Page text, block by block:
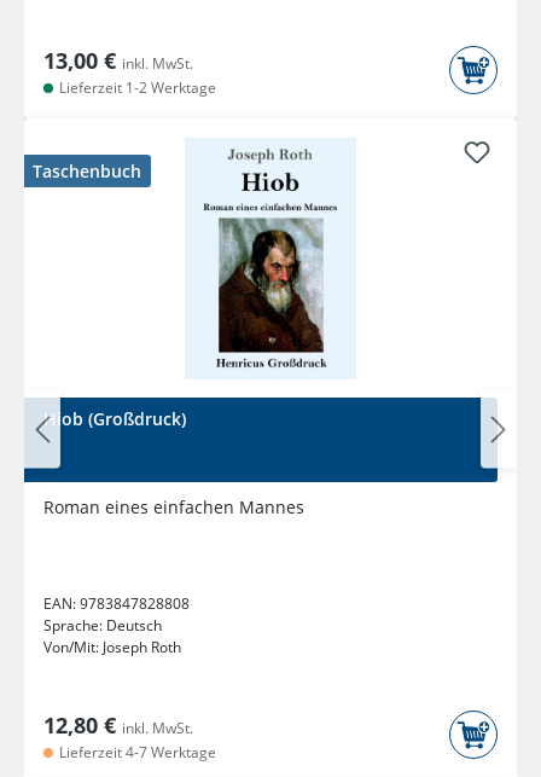
13,00 € inkl. MwSt.
Lieferzeit 1-2 Werktage
Taschenbuch
Hiob (Großdruck)
Roman eines einfachen Mannes
EAN:9783847828808
Sprache: Deutsch
Von/Mit: Joseph Roth
12,80 € inkl. MwSt.
Lieferzeit 4-7 Werktage